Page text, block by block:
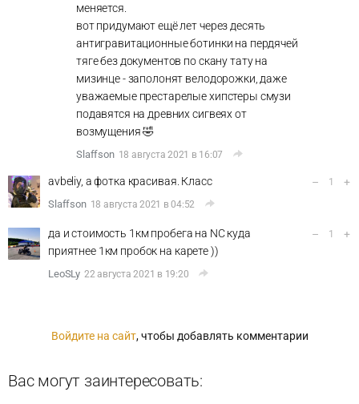
меняется.
вот придумают ещё лет через десять
антигравитационные ботинки на пердячей
тяге без документов по скану тату на
мизинце - заполонят велодорожки, даже
уважаемые престарелые хипстеры смузи
подавятся на древних сигвеях от
возмущения 🤣
Slaffson 18 августа 2021 в 16:07
avbeliy, а фотка красивая. Класс
Slaffson 18 августа 2021 в 04:52
– 1 +
да и стоимость 1км пробега на NC куда
приятнее 1км пробок на карете ))
LeoSLy 22 августа 2021 в 19:20
– 1 +
Войдите на сайт, чтобы добавлять комментарии
Вас могут заинтересовать: